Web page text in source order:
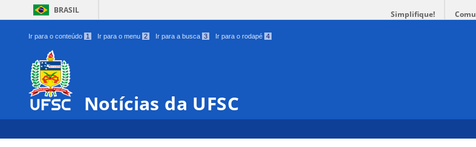
BRASIL Simplifique!
Ir para o conteúdo 1 Ir para o menu 2 Ir para a busca 3 Ir para o rodapé 4
Notícias da UFSC